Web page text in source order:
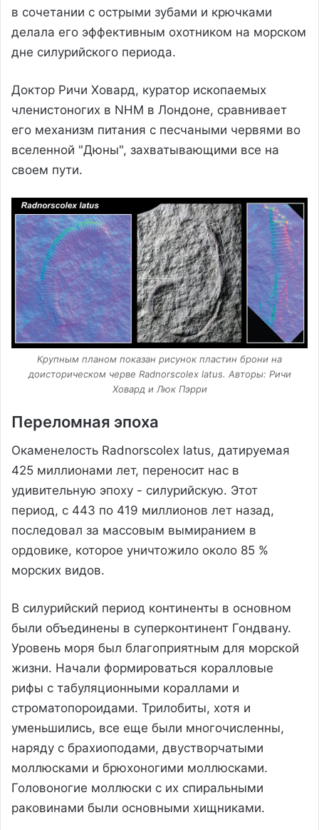
в сочетании с острыми зубами и крючками
делала его эффективным охотником на морском
дне силурийского периода.
Доктор Ричи Ховард, куратор ископаемых
членистоногих в NHM в Лондоне, сравнивает
его механизм питания с песчаными червями во
вселенной "Дюны", захватывающими все на
своем пути.
Крупным планом показан рисунок пластин брони на
доисторическом черве Radnorscolex latus. Авторы: Ричи
Ховард и Люк Пэрри
Переломная эпоха
Окаменелость Radnorscolex latus, датируемая
425 миллионами лет, переносит нас в
удивительную эпоху - силурийскую. Этот
период, с 443 по 419 миллионов лет назад,
последовал за массовым вымиранием в
ордовике, которое уничтожило около 85 %
морских видов.
В силурийский период континенты в основном
были объединены в суперконтинент Гондвану.
Уровень моря был благоприятным для морской
жизни. Начали формироваться коралловые
рифы с табуляционными кораллами и
строматопороидами. Трилобиты, хотя и
уменьшились, все еще были многочисленны,
наряду с брахиоподами, двустворчатыми
моллюсками и брюхоногими моллюсками.
Головоногие моллюски с их спиральными
раковинами были основными хищниками.